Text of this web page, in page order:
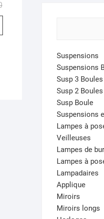
Le
initial
Le
actuel
Suspensions
Suspensions
Susp 3 Boules
Susp 2 Boules
Susp Boule
Suspensions
Lampes à
Veilleuses
Lampes de
Lampes à
Lampadaires
Applique
Miroirs
Miroirs longs